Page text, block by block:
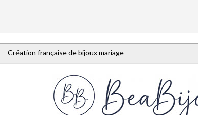
Création française de bijoux mariage